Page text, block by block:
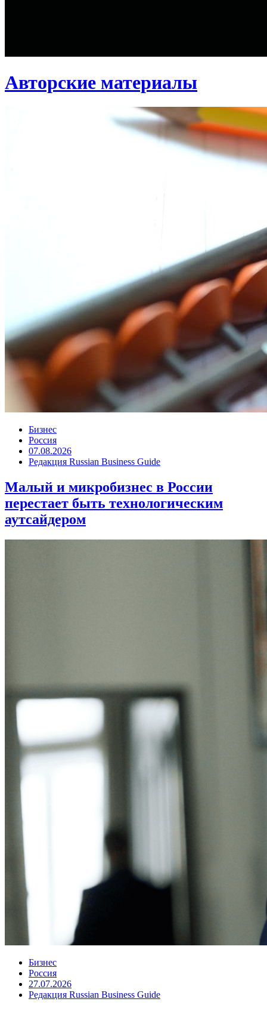
Авторские материалы
Бизнес
Россия
07.08.2026
Редакция Russian Business Guide
Малый и микробизнес в России
перестает быть технологическим
аутсайдером
Бизнес
Россия
27.07.2026
Редакция Russian Business Guide